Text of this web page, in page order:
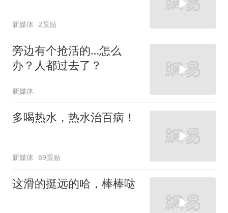
新媒体 2跟贴
旁边有个抢活的…怎么
办？人都过去了？
新媒体
多喝热水，热水治百病！
新媒体 69跟贴
这滑的挺远的哈，棒棒哒